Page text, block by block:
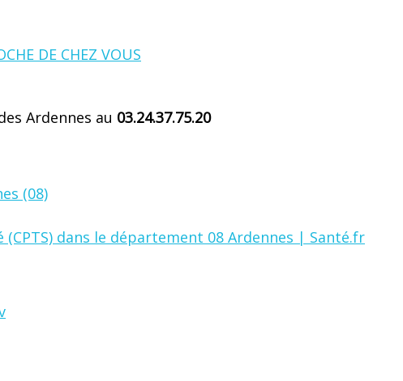
DE CHEZ VOUS
Ardennes au 03.24.37.75.20
(08)
dans le département 08 Ardennes | Santé.fr